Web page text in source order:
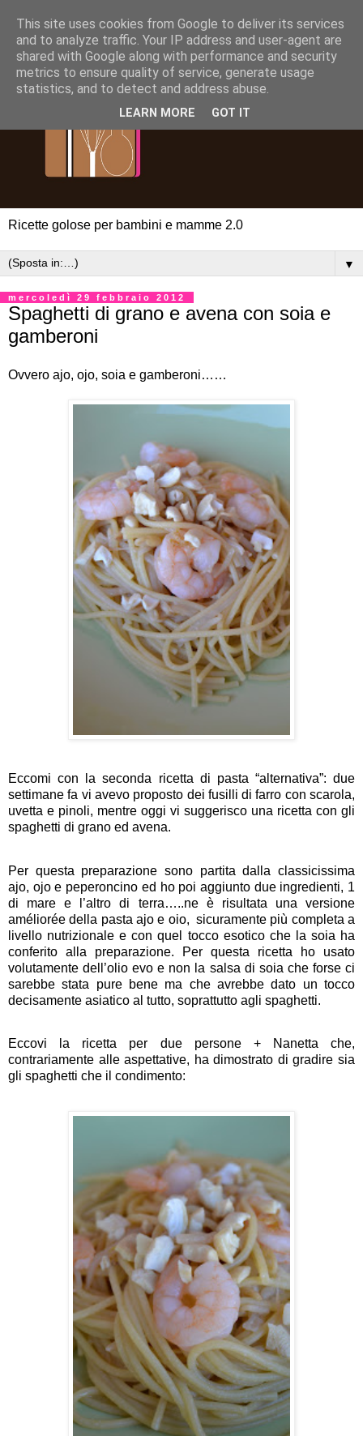
Ricette golose per bambini e mamme 2.0
▼
mercoledì 29 febbraio 2012
Spaghetti di grano e avena con soia e
gamberoni
Ovvero ajo, ojo, soia e gamberoni……
Eccomi con la seconda ricetta di pasta “alternativa”: due
settimane fa vi avevo proposto dei fusilli di farro con scarola,
uvetta e pinoli, mentre oggi vi suggerisco una ricetta con gli
spaghetti di grano ed avena.
Per questa preparazione sono partita dalla classicissima
ajo, ojo e peperoncino ed ho poi aggiunto due ingredienti, 1
di mare e l’altro di terra…..ne è risultata una versione
améliorée della pasta ajo e oio, sicuramente più completa a
livello nutrizionale e con quel tocco esotico che la soia ha
conferito alla preparazione. Per questa ricetta ho usato
volutamente dell’olio evo e non la salsa di soia che forse ci
sarebbe stata pure bene ma che avrebbe dato un tocco
decisamente asiatico al tutto, soprattutto agli spaghetti.
Eccovi la ricetta per due persone + Nanetta che,
contrariamente alle aspettative, ha dimostrato di gradire sia
gli spaghetti che il condimento:
This site uses cookies from Google to deliver its services
and to analyze traffic. Your IP address and user-agent are
shared with Google along with performance and security
metrics to ensure quality of service, generate usage
statistics, and to detect and address abuse.
LEARN MORE GOT IT